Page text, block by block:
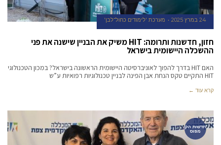
24 במרץ 2025 מערכת 'לימודים כחול־לבן'
חזון, חדשנות ותרומה: HIT משיק את הבניין שישנה את פני
ההשכלה היישומית בישראל
האם HIT בדרך להפוך לאוניברסיטה היישומית הראשונה בישראל? במכון הטכנולוגי
HIT התקיים טקס הנחת אבן הפינה לבניין טכנולוגיות רפואיות ע”ש
קרא עוד ←
חדשות הק
מפוס